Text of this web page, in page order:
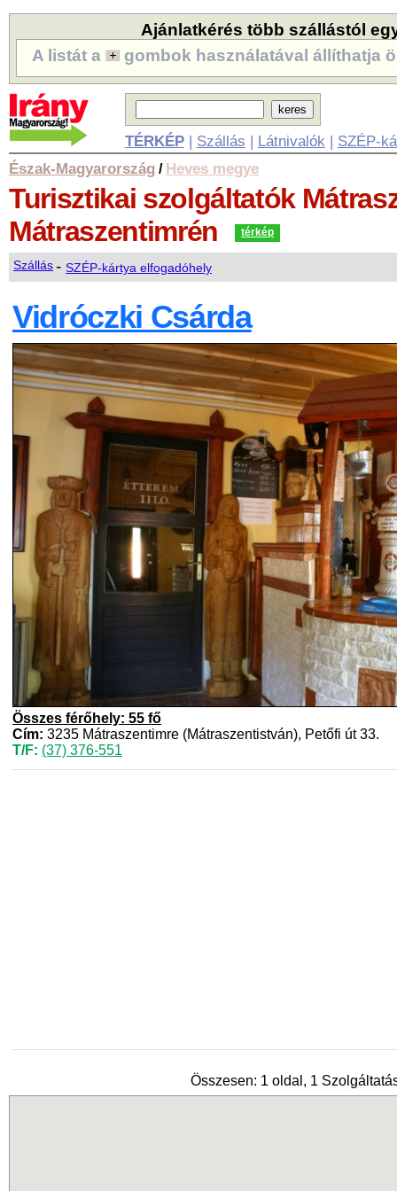
Ajánlatkérés több szállástól
A listát a
gombok használatával állíthatja
TÉRKÉP| Szállás | Látnivalók | SZÉP-
Észak-Magyarország / Heves megye
Turisztikai szolgáltatók
Mátraszentimrén
térkép
Szállás- SZÉP-kártya elfogadóhely
Vidróczki Csárda
Összes férőhely: 55 fő
Cím: 3235 Mátraszentimre (Mátraszentistván), Petőfi út 33.
T/F: (37) 376-551
Összesen: 1 oldal, 1